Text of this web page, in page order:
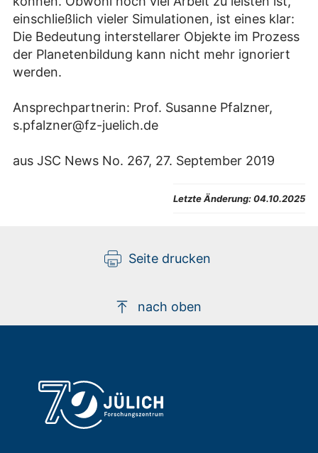
einschließlich vieler Simulationen, ist eines klar:
Die Bedeutung interstellarer Objekte im Prozess
der Planetenbildung kann nicht mehr ignoriert
werden.
Ansprechpartnerin: Prof. Susanne Pfalzner,
s.pfalzner@fz-juelich.de
aus JSC News No. 267, 27. September 2019
Letzte Änderung:04.10.2025
Seite drucken
nach oben